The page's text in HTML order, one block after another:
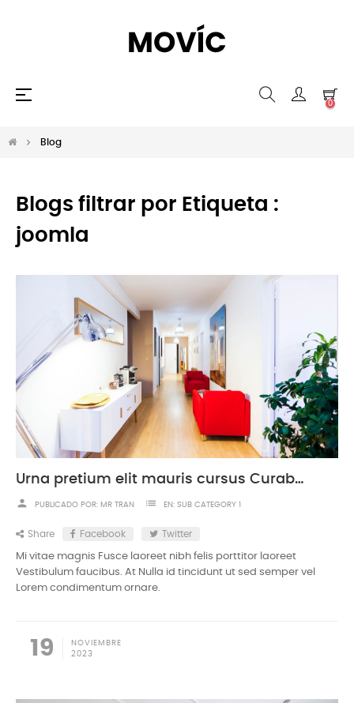
Navegación
☰
0
Blog
Blogs filtrar por Etiqueta :
joomla
Urna pretium elit mauris cursus Curabitur at elit Vestibulum
Share Facebook Twitter
person PUBLICADO POR: MR TRAN list EN: SUB CATEGORY 1
NOVIEMBRE
19 2023
Mi vitae magnis Fusce laoreet nibh felis porttitor laoreet
Vestibulum faucibus. At Nulla id tincidunt ut sed semper vel
Lorem condimentum ornare.